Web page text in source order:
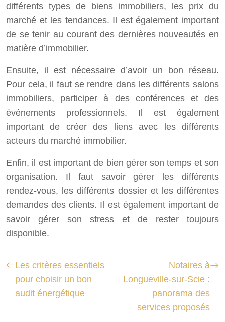
différents types de biens immobiliers, les prix du
marché et les tendances. Il est également important
de se tenir au courant des dernières nouveautés en
matière d’immobilier.
Ensuite, il est nécessaire d’avoir un bon réseau.
Pour cela, il faut se rendre dans les différents salons
immobiliers, participer à des conférences et des
événements professionnels. Il est également
important de créer des liens avec les différents
acteurs du marché immobilier.
Enfin, il est important de bien gérer son temps et son
organisation. Il faut savoir gérer les différents
rendez-vous, les différents dossier et les différentes
demandes des clients. Il est également important de
savoir gérer son stress et de rester toujours
disponible.
Les critères essentiels
pour choisir un bon
audit énergétique
Notaires à
Longueville-sur-Scie :
panorama des
services proposés